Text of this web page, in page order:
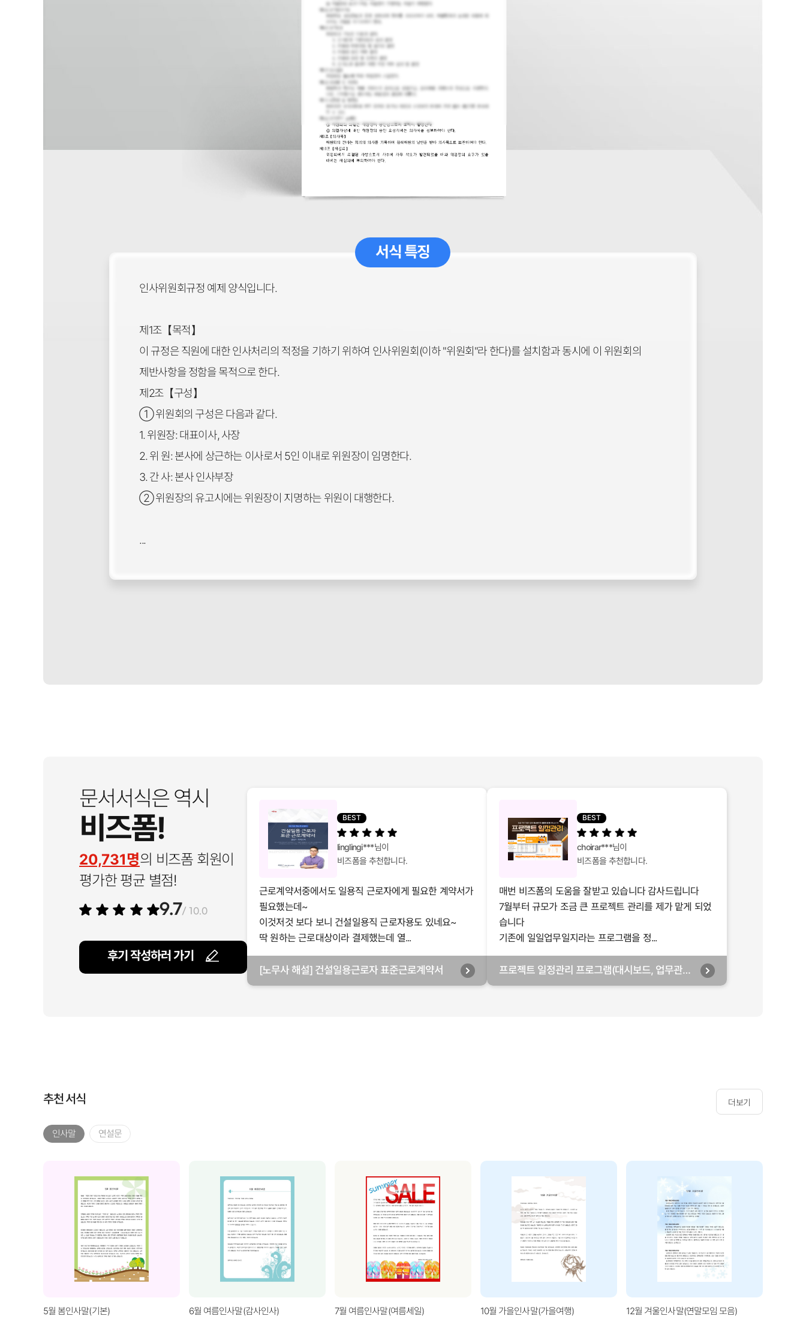
서식 특징
인사위원회규정 예제 양식입니다.
제1조【목적】
이 규정은 직원에 대한 인사처리의 적정을 기하기 위하여 인사위원회(이하 "위원회"라 한다)를 설치함과 동시에 이 위원회의
제반사항을 정함을 목적으로 한다.
제2조【구성】
① 위원회의 구성은 다음과 같다.
1. 위원장: 대표이사, 사장
2. 위 원: 본사에 상근하는 이사로서 5인 이내로 위원장이 임명한다.
3. 간 사: 본사 인사부장
② 위원장의 유고시에는 위원장이 지명하는 위원이 대행한다.
...
문서서식은 역시
비즈폼!
20,731명의 비즈폼 회원이
평가한 평균 별점!
9.7/ 10.0
후기 작성하러 가기
BEST
linglingi***님이
비즈폼을 추천합니다.
근로계약서중에서도 일용직 근로자에게 필요한 계약서가
필요했는데~
이것저것 보다 보니 건설일용직 근로자용도 있네요~
딱 원하는 근로대상이라 결제했는데 열...
[노무사 해설] 건설일용근로자 표준근로계약서
BEST
choirar***님이
비즈폼을 추천합니다.
매번 비즈폼의 도움을 잘받고 있습니다 감사드립니다
7월부터 규모가 조금 큰 프로젝트 관리를 제가 맡게 되었
습니다
기존에 일일업무일지라는 프로그램을 정...
프로젝트 일정관리 프로그램(대시보드, 업무관리,
추천 서식 더보기
인사말 연설문
5월 봄인사말(기본) 6월 여름인사말(감사인사) 7월 여름인사말(여름세일) 10월 가을인사말(가을여행) 12월 겨울인사말(연말모임 모음)